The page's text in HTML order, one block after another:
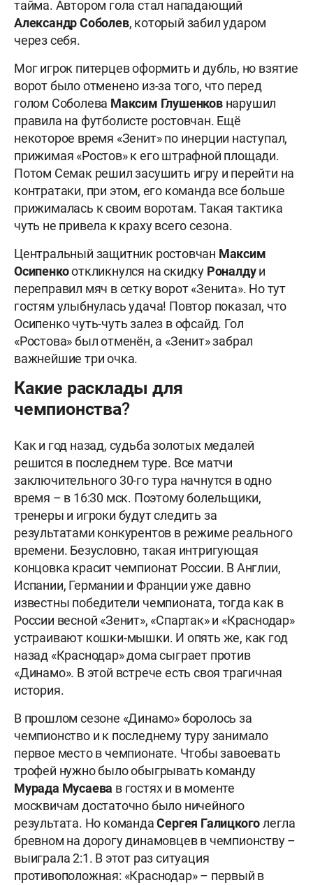
тайма. Автором гола стал нападающий
Александр Соболев, который забил ударом
через себя.
Мог игрок питерцев оформить и дубль, но взятие
ворот было отменено из-за того, что перед
голом Соболева Максим Глушенковнарушил
правила на футболисте ростовчан. Ещё
некоторое время «Зенит» по инерции наступал,
прижимая «Ростов» к его штрафной площади.
Потом Семак решил засушить игру и перейти на
контратаки, при этом, его команда все больше
прижималась к своим воротам. Такая тактика
чуть не привела к краху всего сезона.
Центральный защитник ростовчан Максим
Осипенкооткликнулся на скидку Роналдуи
переправил мяч в сетку ворот «Зенита». Но тут
гостям улыбнулась удача! Повтор показал, что
Осипенко чуть-чуть залез в офсайд. Гол
«Ростова» был отменён, а «Зенит» забрал
важнейшие три очка.
Какие расклады для
чемпионства?
Как и год назад, судьба золотых медалей
решится в последнем туре. Все матчи
заключительного 30-го тура начнутся в одно
время – в 16:30 мск. Поэтому болельщики,
тренеры и игроки будут следить за
результатами конкурентов в режиме реального
времени. Безусловно, такая интригующая
концовка красит чемпионат России. В Англии,
Испании, Германии и Франции уже давно
известны победители чемпионата, тогда как в
России весной «Зенит», «Спартак» и «Краснодар»
устраивают кошки-мышки. И опять же, как год
назад «Краснодар» дома сыграет против
«Динамо». В этой встрече есть своя трагичная
история.
В прошлом сезоне «Динамо» боролось за
чемпионство и к последнему туру занимало
первое место в чемпионате. Чтобы завоевать
трофей нужно было обыгрывать команду
Мурада Мусаева в гостях и в моменте
москвичам достаточно было ничейного
результата. Но командаСергея Галицкоголегла
бревном на дорогу динамовцев в чемпионству –
выиграла 2:1. В этот раз ситуация
противоположная: «Краснодар» – первый в